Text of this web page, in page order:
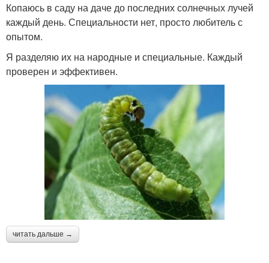
Копаюсь в саду на даче до последних солнечных лучей
каждый день. Специальности нет, просто любитель с
опытом.
Я разделяю их на народные и специальные. Каждый
проверен и эффективен.
читать дальше →